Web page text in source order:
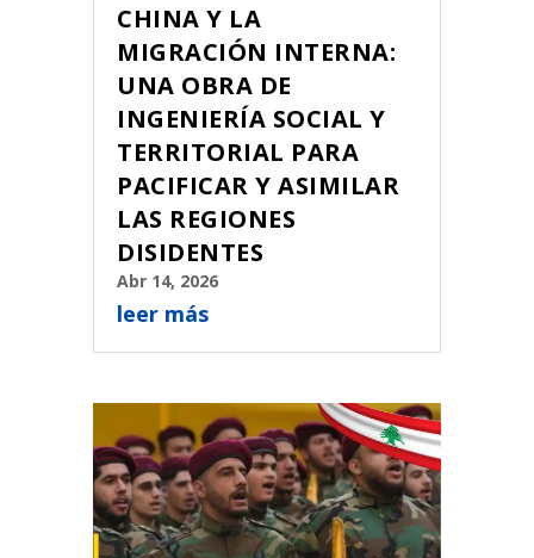
CHINA Y LA
MIGRACIÓN INTERNA:
UNA OBRA DE
INGENIERÍA SOCIAL Y
TERRITORIAL PARA
PACIFICAR Y ASIMILAR
LAS REGIONES
DISIDENTES
Abr 14, 2026
leer más